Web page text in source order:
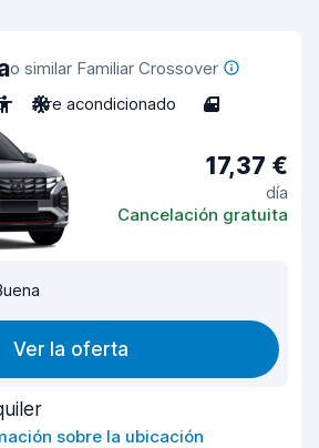
o similar Familiar Crossover
Aire acondicionado 4
17,37 €
día
Cancelación gratuita
Ver la oferta
sobre la ubicación